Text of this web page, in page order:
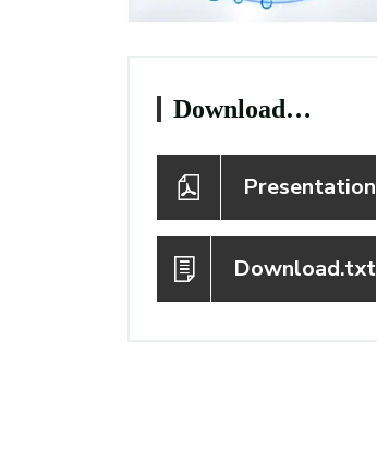
Download…
Presentation
Download.txt